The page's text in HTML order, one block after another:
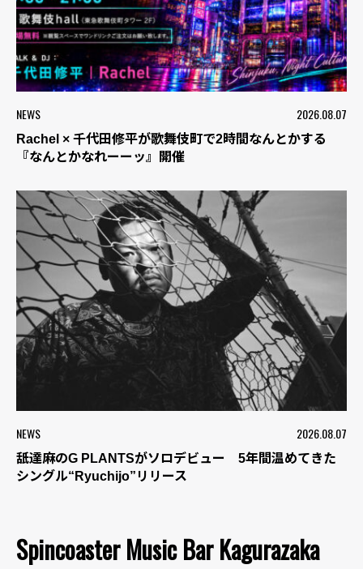
NEWS 2026.08.07
Rachel × 千代田修平が歌舞伎町で2時間なんとかする
『なんとかなれーーッ』開催
NEWS 2026.08.07
舐達麻のG PLANTSがソロデビュー 5年間温めてきた
シングル“Ryuchijo”リリース
Spincoaster Music Bar Kagurazaka